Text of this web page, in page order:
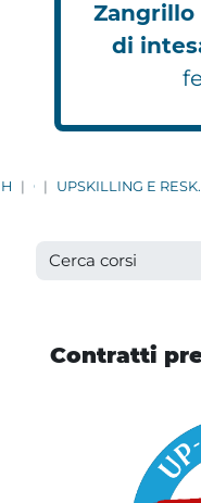
Zangrillo
di
CORSI UPSKILLING E
Cerca corsi
Contratti